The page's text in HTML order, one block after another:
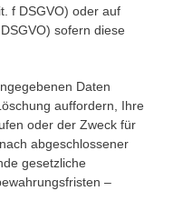
f DSGVO) oder auf
sofern diese
Daten
auffordern, Ihre
oder der Zweck für
abgeschlossener
gesetzliche
–